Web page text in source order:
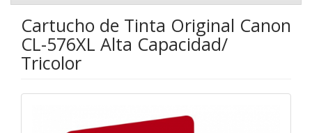
Cartucho de Tinta Original Canon
CL-576XL Alta Capacidad/
Tricolor